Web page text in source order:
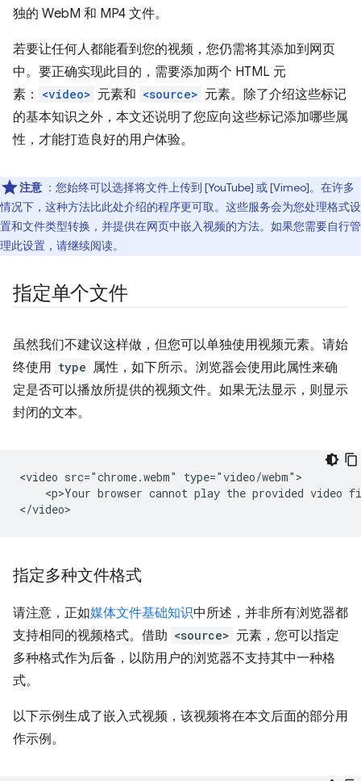
独的 WebM 和 MP4 文件。
若要让任何人都能看到您的视频，您仍需将其添加到网页
中。要正确实现此目的，需要添加两个 HTML 元
素：
<video> 元素和 <source> 元素。除了介绍这些标记
的基本知识之外，本文还说明了您应向这些标记添加哪些属
性，才能打造良好的用户体验。
注意 ：您始终可以选择将文件上传到 [YouTube] 或 [Vimeo]。在许多
情况下，这种方法比此处介绍的程序更可取。这些服务会为您处理格式设
置和文件类型转换，并提供在网页中嵌入视频的方法。如果您需要自行管
理此设置，请继续阅读。
指定单个文件
虽然我们不建议这样做，但您可以单独使用视频元素。请始
终使用 type 属性，如下所示。浏览器会使用此属性来确
定是否可以播放所提供的视频文件。如果无法显示，则显示
封闭的文本。
<video src="chrome.webm" type="video/webm">
<p>Your browser cannot play the provided video
指定多种文件格式
请注意，正如媒体文件基础知识中所述，并非所有浏览器都
支持相同的视频格式。借助 <source> 元素，您可以指定
多种格式作为后备，以防用户的浏览器不支持其中一种格
式。
以下示例生成了嵌入式视频，该视频将在本文后面的部分用
作示例。